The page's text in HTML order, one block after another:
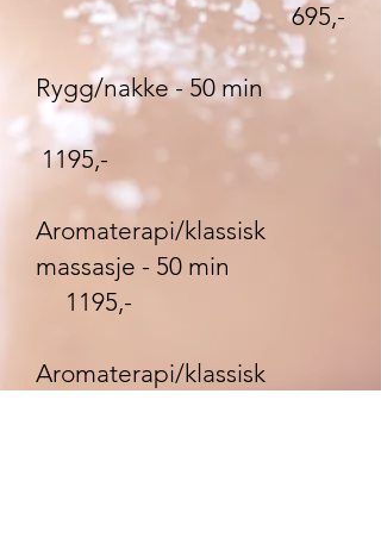
695,-
Rygg/nakke - 50 min
1195,-
Aromaterapi/klassisk
massasje - 50 min
1195,-
Aromaterapi/klassisk